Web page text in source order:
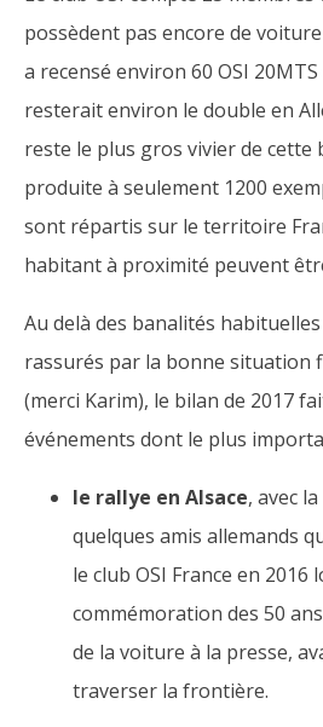
possèdent pas encore de
a recensé environ 60 OSI
resterait environ le double en
reste le plus gros vivier de cette
produite à seulement 1200
sont répartis sur le territoire
habitant à proximité peuvent
Au delà des banalités
rassurés par la bonne situation
(merci Karim), le bilan de 2017
événements dont le plus
le rallye en Alsace, avec
quelques amis allemands
le club OSI France en 2016
commémoration des 50
de la voiture à la presse,
traverser la frontière.